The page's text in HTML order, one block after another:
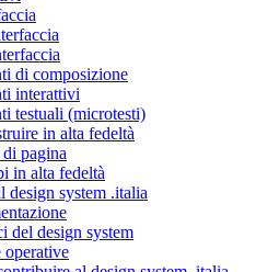
di composizione
interattivi
testuali (microtesti)
in alta fedeltà
pagina
in alta fedeltà
design system .italia
del design system
operative